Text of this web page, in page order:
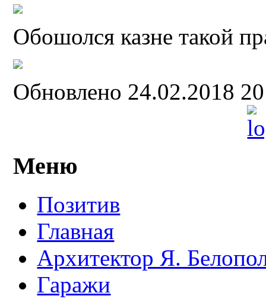
Обошолся казне такой
Обновлено 24.02.2018
Меню
Позитив
Главная
Архитектор Я.
Гаражи